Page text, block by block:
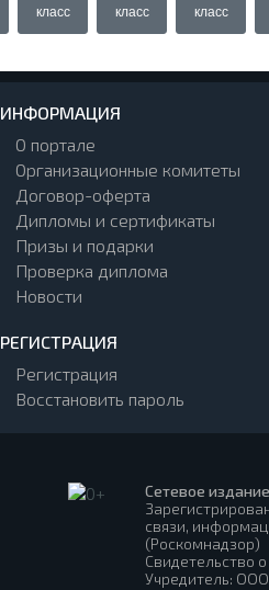
класс класс класс
ИНФОРМАЦИЯ
О портале
Организационные комитеты
Договор-оферта
Дипломы и сертификаты
Призы и подарки
Проверка диплома
Новости
РЕГИСТРАЦИЯ
Регистрация
Восстановить пароль
Сетевое
связи,
(Роскомнадзор)
Свидетельство
Учредитель: